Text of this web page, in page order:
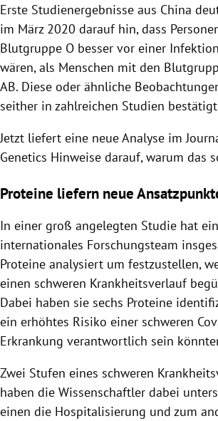
Erste Studienergebnisse aus China
im März 2020 darauf hin, dass
Blutgruppe O besser vor einer
wären, als Menschen mit den
AB. Diese oder ähnliche
seither in zahlreichen Studien
Jetzt liefert eine neue Analyse im
Genetics Hinweise darauf, warum das
Proteine liefern neue
In einer groß angelegten Studie hat ein
internationales Forschungsteam
Proteine analysiert um festzustellen,
einen schweren Krankheitsverlauf
Dabei haben sie sechs Proteine
ein erhöhtes Risiko einer schweren
Erkrankung verantwortlich sein
Zwei Stufen eines schweren
haben die Wissenschaftler dabei
einen die Hospitalisierung und zum